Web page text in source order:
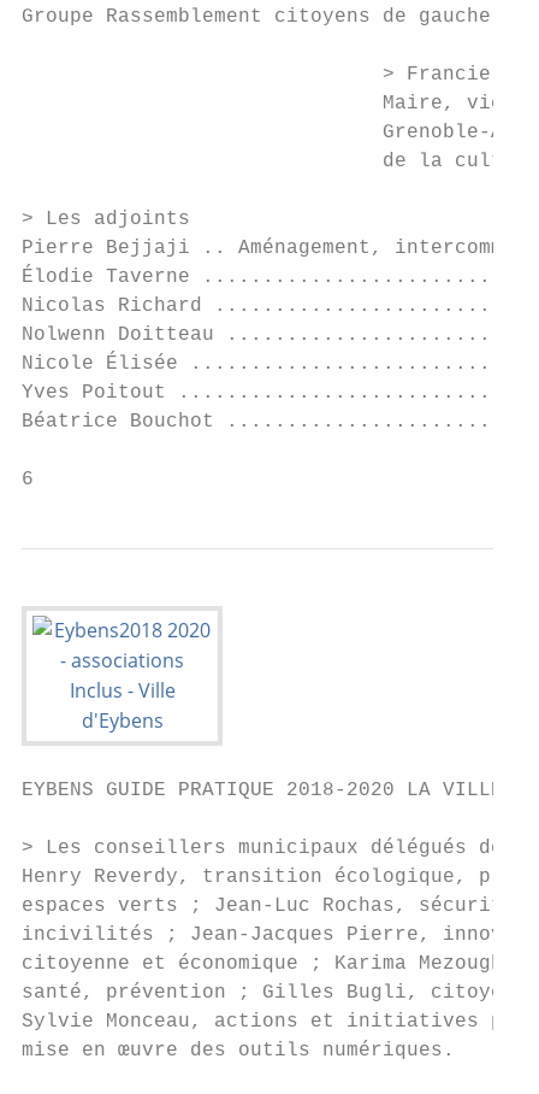
Groupe Rassemblement citoyens de gauche
> Francie
Maire, vice-
Grenoble-
de la
> Les adjoints
Pierre Bejjaji .. Aménagement,
Élodie Taverne
Nicolas Richard
Nolwenn Doitteau
Nicole Élisée
Yves Poitout
Béatrice Bouchot
6
EYBENS GUIDE PRATIQUE 2018-2020 LA VILLE
> Les conseillers municipaux délégués de
Henry Reverdy, transition écologique, plan
espaces verts ; Jean-Luc Rochas,
incivilités ; Jean-Jacques Pierre,
citoyenne et économique ; Karima
santé, prévention ; Gilles Bugli,
Sylvie Monceau, actions et initiatives
mise en œuvre des outils numériques.